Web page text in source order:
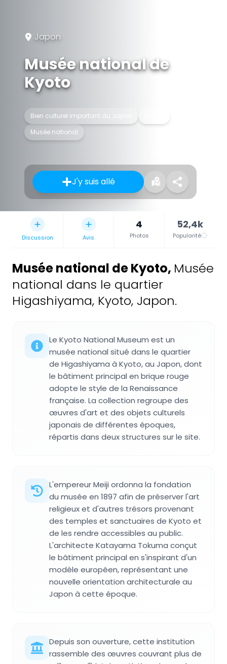
Japon
Musée national de
Kyoto
Bien culturel important du Japon
Musée national
J'y suis allé
Discussion Avis
4
Photos
52,4k
Popularité
Musée national de Kyoto, Musée
national dans le quartier
Higashiyama, Kyoto, Japon.
Le Kyoto National Museum est un
musée national situé dans le quartier
de Higashiyama à Kyoto, au Japon, dont
le bâtiment principal en brique rouge
adopte le style de la Renaissance
française. La collection regroupe des
œuvres d'art et des objets culturels
japonais de différentes époques,
répartis dans deux structures sur le site.
L'empereur Meiji ordonna la fondation
du musée en 1897 afin de préserver l'art
religieux et d'autres trésors provenant
des temples et sanctuaires de Kyoto et
de les rendre accessibles au public.
L'architecte Katayama Tokuma conçut
le bâtiment principal en s'inspirant d'un
modèle européen, représentant une
nouvelle orientation architecturale au
Japon à cette époque.
Depuis son ouverture, cette institution
rassemble des œuvres couvrant plus de